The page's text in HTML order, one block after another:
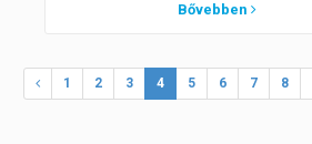
Bővebben
1 2 3 4 5 6 7 8